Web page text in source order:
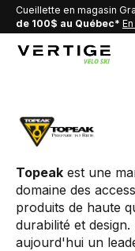
Cueillette en magasin
de 100$ au Québec*
Topeak
Topeak est une
domaine des
produits de haute
durabilité et
aujourd'hui un